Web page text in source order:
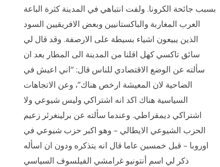
بسبب جائحة الكرونا. ولفت انتباهي في المدينة كثرة الباعة
العرب المغاربة والباكستانيين وبعض الافريقيين السود
الذين يبيعون اشياء بسيطة على الارصفة. وقد قال لي
سائق تاكسي كهل اقلنا من المدينة الى المطار بعد ان
سألته عن الوضع الاقتصادي للناس قال: “اني اعيش في
الضاحية لان المعيشة ارخص هناك”، وعن الاتجاهات
السياسية هناك اكد انه اشتراكي وليس شيوعي ولا
اشتراكي ديمقراطي. وعندما سألته عن برلينغرئر زعيم
الحزب الشيوعي الايطالي – وهو اكبر حزب شيوعي في
اوروبا – قبل خمسين عاما قال انه يتذكره ودون ان اسأله
ذكر لي اسم أنتونيو غرامشي الفيلسوف السياسي